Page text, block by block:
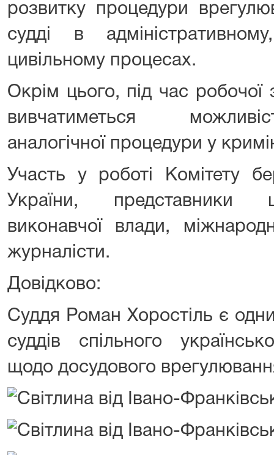
розвитку процедури
судді в
цивільному процесах.
Окрім цього, під час робочої
вивчатиметься
аналогічної процедури у
Участь у роботі Комітету
України, представники
виконавчої влади,
журналісти.
Довідково:
Суддя Роман Хоростіль є
суддів спільного
щодо досудового